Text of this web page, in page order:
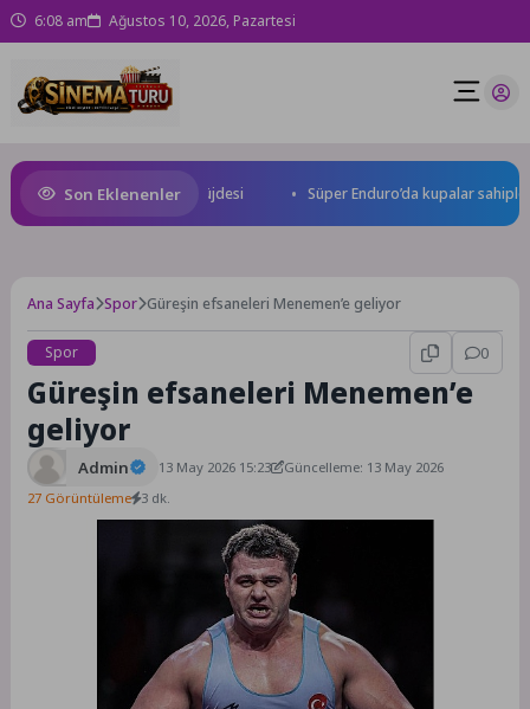
6:08 am Ağustos 10, 2026, Pazartesi
Son Eklenenler
uluslararası yarışma müjdesi Süper Enduro’da kupalar
Ana Sayfa Spor Güreşin efsaneleri Menemen’e geliyor
Spor 0
Güreşin efsaneleri Menemen’e
geliyor
Admin 13 May 2026 15:23
Güncelleme: 13 May 2026
27 Görüntüleme 3 dk.